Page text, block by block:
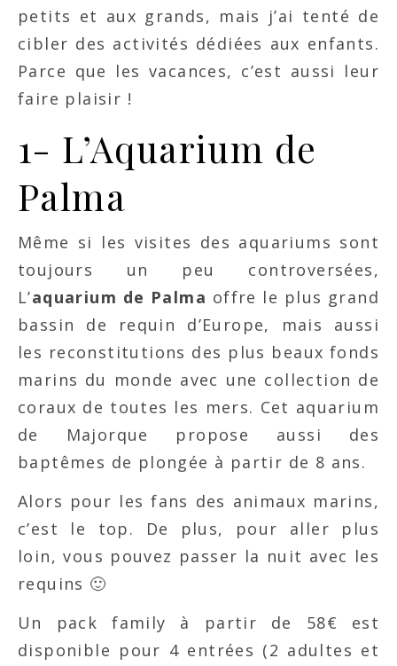
petits et aux grands, mais j’ai tenté de
cibler des activités dédiées aux enfants.
Parce que les vacances, c’est aussi leur
faire plaisir !
1- L’Aquarium de
Palma
Même si les visites des aquariums sont
toujours un peu controversées,
L’aquarium de Palma offre le plus grand
bassin de requin d’Europe, mais aussi
les reconstitutions des plus beaux fonds
marins du monde avec une collection de
coraux de toutes les mers. Cet aquarium
de Majorque propose aussi des
baptêmes de plongée à partir de 8 ans.
Alors pour les fans des animaux marins,
c’est le top. De plus, pour aller plus
loin, vous pouvez passer la nuit avec les
requins 🙂
Un pack family à partir de 58€ est
disponible pour 4 entrées (2 adultes et